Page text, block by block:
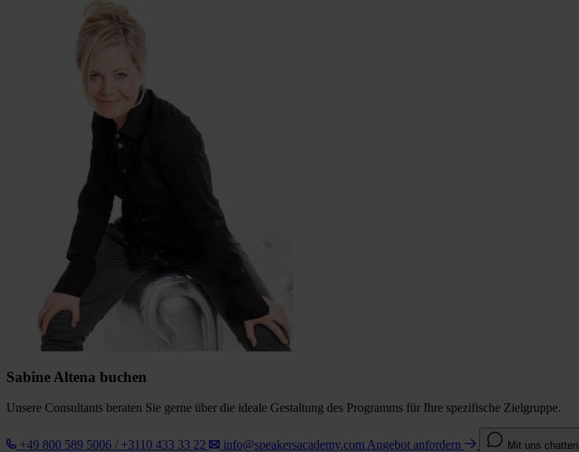
Sabine Altena buchen
Unsere Consultants beraten Sie gerne über die ideale Gestaltung des Programms für Ihre spezifische Zielgruppe.
+49 800 589 5006 / +3110 433 33 22 info@speakersacademy.com Angebot anfordern Mit uns chatten